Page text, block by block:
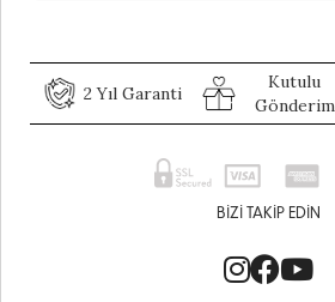
2 Yıl Garanti
Kutulu
Gönderim
BIZI TAKIP EDIN